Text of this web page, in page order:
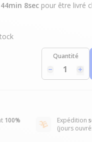
7secpour être livré
Quantité
100%
Expédition
(jours